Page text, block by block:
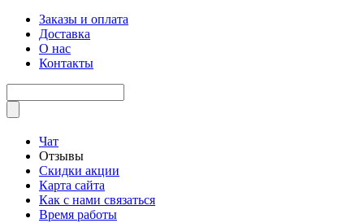
Заказы и оплата
Доставка
О нас
Контакты
Чат
Отзывы
Скидки акции
Карта сайта
Как с нами связаться
Время работы